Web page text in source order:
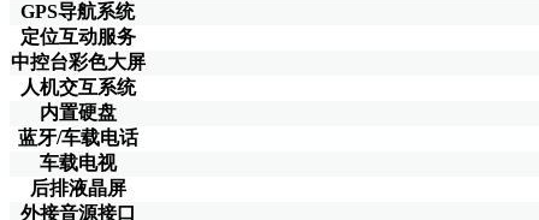
GPS导航系统
定位互动服务
中控台彩色大屏
人机交互系统
内置硬盘
蓝牙/车载电话
车载电视
后排液晶屏
外接音源接口